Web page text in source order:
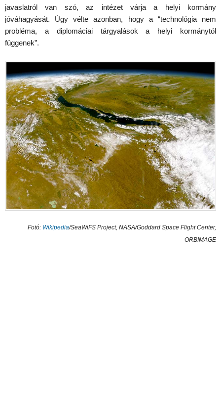
javaslatról van szó, az intézet várja a helyi kormány
jóváhagyását. Úgy vélte azonban, hogy a “technológia nem
probléma, a diplomáciai tárgyalások a helyi kormánytól
függenek”.
Fotó: Wikipedia/SeaWiFS Project, NASA/Goddard Space Flight Center,
ORBIMAGE